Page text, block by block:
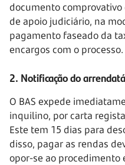
documento
de apoio judiciário, na
pagamento faseado da
encargos com o processo.
2. Notificação do
O BAS expede
inquilino, por carta
Este tem 15 dias para
disso, pagar as rendas
opor-se ao procedimento